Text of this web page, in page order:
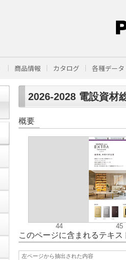
商品情報 カタログ 各種データ
2026-2028 電設資材
概要
44 45
このページに含まれるテキ
左ページから抽出された内容